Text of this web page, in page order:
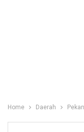
Home Daerah